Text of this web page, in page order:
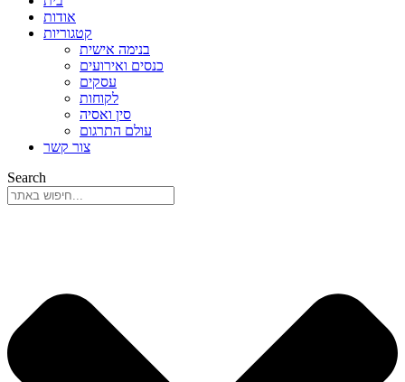
אודות
קטגוריות
בנימה אישית
כנסים ואירועים
עסקים
לקוחות
סין ואסיה
עולם התרגום
צור קשר
Search